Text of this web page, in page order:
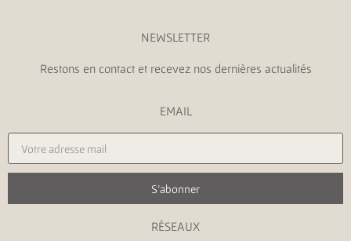
NEWSLETTER
Restons en contact et recevez nos dernières actualités
EMAIL
S'abonner
RÉSEAUX